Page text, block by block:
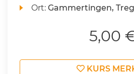
Ort:Gammertingen,
5,00
KURS